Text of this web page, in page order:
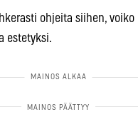
ohjeita siihen,
estetyksi.